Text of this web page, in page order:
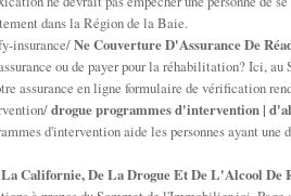
dans la Région de la Baie.
insurance/Ne Couverture D'Assurance De
ou de payer pour la réhabilitation? Ici,
assurance en ligne formulaire de vérification
drogue programmes d'intervention |
d'intervention aide les personnes ayant une
La Californie, De La Drogue Et De L'Alcool De